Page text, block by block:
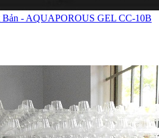
- AQUAPOROUS GEL CC-10B